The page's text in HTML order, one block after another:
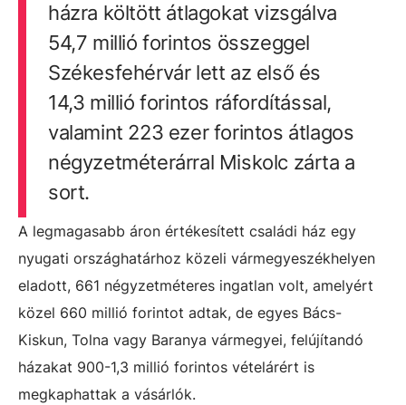
házra költött átlagokat vizsgálva
54,7 millió forintos összeggel
Székesfehérvár lett az első és
14,3 millió forintos ráfordítással,
valamint 223 ezer forintos átlagos
négyzetméterárral Miskolc zárta a
sort.
A legmagasabb áron értékesített családi ház egy
nyugati országhatárhoz közeli vármegyeszékhelyen
eladott, 661 négyzetméteres ingatlan volt, amelyért
közel 660 millió forintot adtak, de egyes Bács-
Kiskun, Tolna vagy Baranya vármegyei, felújítandó
házakat 900-1,3 millió forintos vételárért is
megkaphattak a vásárlók.